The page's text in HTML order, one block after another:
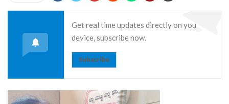
Get real time updates directly on you
device, subscribe now.
Subscribe